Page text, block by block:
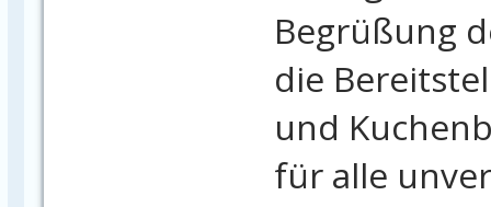
Begrüßung
die
und
für alle